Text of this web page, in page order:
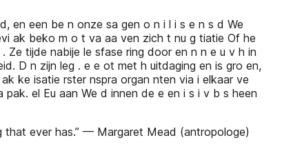
en een be n onze sa gen o n i l i s e n s d We
ak beko m o t va aa ven zich t nu g tiatie Of he
Ze tijde nabije le sfase ring door en n n e u v h in
D n zijn leg . e e ot met h uitdaging en is gro en,
ke isatie rster nspra organ nten via i elkaar ve
el Eu aan We d innen de e en i s i v b s heen
ever has.” — Margaret Mead (antropologe)